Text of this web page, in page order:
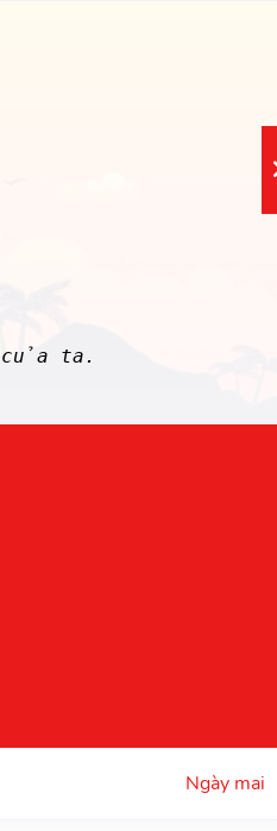
của ta.
Ngày mai